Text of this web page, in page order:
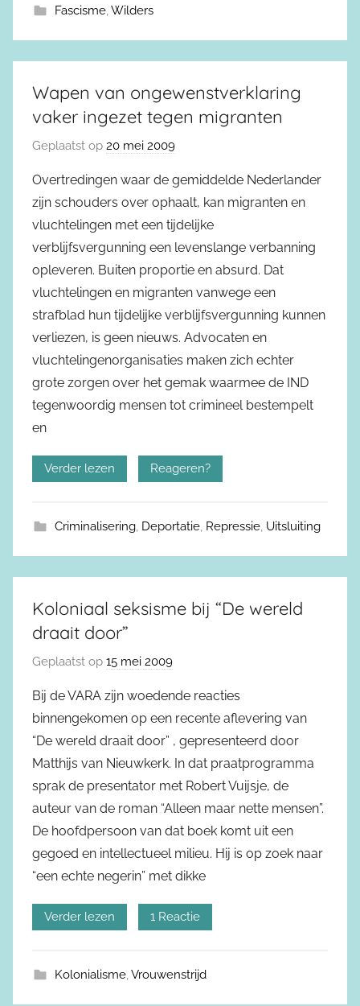
Fascisme,Wilders
Wapen van ongewenstverklaring
vaker ingezet tegen migranten
Geplaatst op 20 mei 2009
Overtredingen waar de gemiddelde Nederlander
zijn schouders over ophaalt, kan migranten en
vluchtelingen met een tijdelijke
verblijfsvergunning een levenslange verbanning
opleveren. Buiten proportie en absurd. Dat
vluchtelingen en migranten vanwege een
strafblad hun tijdelijke verblijfsvergunning kunnen
verliezen, is geen nieuws. Advocaten en
vluchtelingenorganisaties maken zich echter
grote zorgen over het gemak waarmee de IND
tegenwoordig mensen tot crimineel bestempelt
en
Verder lezen Reageren?
Criminalisering, Deportatie, Repressie, Uitsluiting
Koloniaal seksisme bij “De wereld
draait door”
Geplaatst op 15 mei 2009
Bij de VARA zijn woedende reacties
binnengekomen op een recente aflevering van
“De wereld draait door” , gepresenteerd door
Matthijs van Nieuwkerk. In dat praatprogramma
sprak de presentator met Robert Vuijsje, de
auteur van de roman “Alleen maar nette mensen”.
De hoofdpersoon van dat boek komt uit een
gegoed en intellectueel milieu. Hij is op zoek naar
“een echte negerin” met dikke
Verder lezen 1 Reactie
Kolonialisme,Vrouwenstrijd